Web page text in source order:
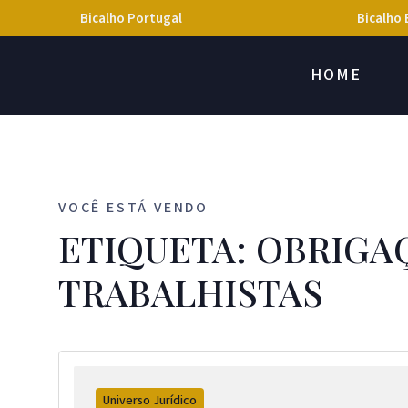
Bicalho Portugal Bicalho
HOME
VOCÊ ESTÁ VENDO
ETIQUETA:
TRABALHISTAS
Universo Jurídico